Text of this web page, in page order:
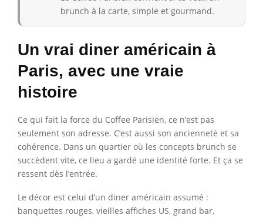
brunch à la carte, simple et gourmand.
Un vrai diner américain à
Paris, avec une vraie
histoire
Ce qui fait la force du Coffee Parisien, ce n’est pas
seulement son adresse. C’est aussi son ancienneté et sa
cohérence. Dans un quartier où les concepts brunch se
succèdent vite, ce lieu a gardé une identité forte. Et ça se
ressent dès l’entrée.
Le décor est celui d’un diner américain assumé :
banquettes rouges, vieilles affiches US, grand bar,